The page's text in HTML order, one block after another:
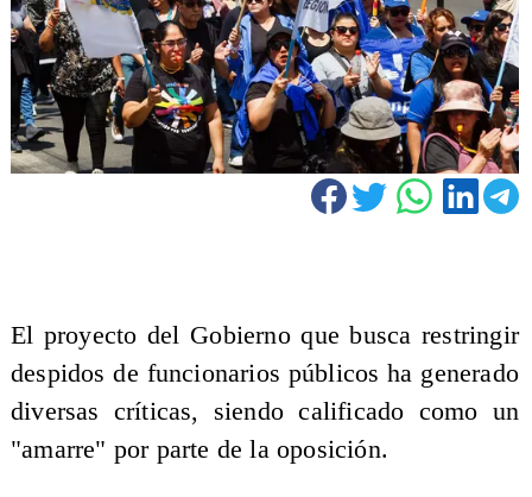
El proyecto del Gobierno que busca restringir
despidos de funcionarios públicos ha generado
diversas críticas, siendo calificado como un
"amarre" por parte de la oposición.